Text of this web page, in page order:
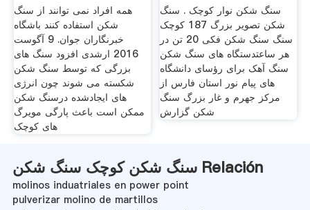
همه افراد نمی توانند از سنگ
شکن استفاده کنند باشگاه
خبرنگاران جوان. 9 آگوست
2016 ارشدی افزود سنگ های
بزرگی که توسط سنگ شکن
شکسته می شوند چون انرژی
های ایجادشده درسنگ شکن
ممکن است باعث پارگی مویرگ
های کوچک
سنگ شکن نوار کوچک . سنگ
شکن تصویر بزرگ 187 کوچک
سنگ سنگ شکن فکی 20 تن در
هر ساعتدستگاه های سنگ شکن
سنگ آهک برای رؤسای دانشگاه
های پیام نور استان فارس از
مرکز جهرم و غار بزرگ سنگ
شکن گزارش
سنگ شکن کوچک سنگ شکن Relación
molinos induatriales en power point
pulverizar molino de martillos